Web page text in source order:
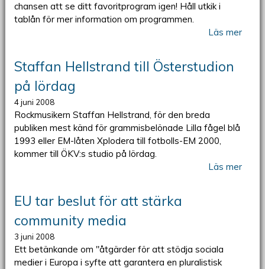
chansen att se ditt favoritprogram igen! Håll utkik i
tablån för mer information om programmen.
Läs mer
Staffan Hellstrand till Österstudion
på lördag
4 juni 2008
Rockmusikern Staffan Hellstrand, för den breda
publiken mest känd för grammisbelönade Lilla fågel blå
1993 eller EM-låten Xplodera till fotbolls-EM 2000,
kommer till ÖKV:s studio på lördag.
Läs mer
EU tar beslut för att stärka
community media
3 juni 2008
Ett betänkande om "åtgärder för att stödja sociala
medier i Europa i syfte att garantera en pluralistisk